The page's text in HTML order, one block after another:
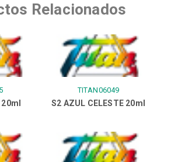
Relacionados
TITAN06049
S2 AZUL CELESTE 20ml